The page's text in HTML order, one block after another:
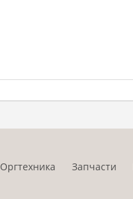
Оргтехника Запчасти